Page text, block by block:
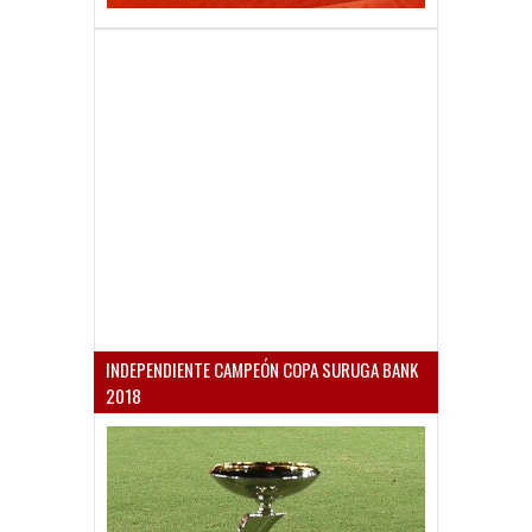
INDEPENDIENTE CAMPEÓN COPA SURUGA BANK
2018